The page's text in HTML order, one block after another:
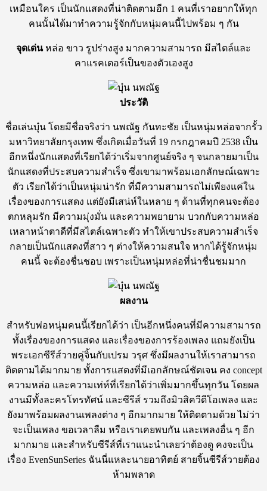
เหมือนใคร เป็นนักแสดงที่น่าติดตามอีก 1 คนที่เราอยากให้ทุก
คนนั้นได้มาทำความรู้จักกับหนุ่มคนนี้ไปพร้อม ๆ กัน
จุดเด่นหล่อ ขาว รูปร่างสูง มากความสามารถ มีสไตล์และ
คาแรคเตอร์เป็นของตัวเองสูง
ประวัติ
ชื่อเล่นบุ๋น โดยมีชื่อจริงว่า นพณัฐ กันทะชัย เป็นหนุ่มหล่อจากรั้ว
มหาวิทยาลัยกรุงเทพ ซึ่งเกิดเมื่อวันที่ 19 กรกฎาคมปี 2538 เป็น
อีกหนึ่งนักแสดงที่เรียกได้ว่าเริ่มจากศูนย์จริง ๆ จนกลายมาเป็น
นักแสดงที่ประสบความสำเร็จ ซึ่งเขามาพร้อมเอกลักษณ์เฉพาะ
ตัว เรียกได้ว่าเป็นหนุ่มน่ารัก ที่มีความสามารถไม่เพียงแค่ใน
เรื่องของการแสดง แต่ยังมีเสน่ห์ในหลาย ๆ ด้านที่ทุกคนจะต้อง
ตกหลุมรัก มีความมุ่งมั่น และความพยายาม บวกกับความหล่อ
เหลาหน้าตาดีที่มีสไตล์เฉพาะตัว ทำให้เขาประสบความสำเร็จ
กลายเป็นนักแสดงที่สาว ๆ ต่างให้ความสนใจ หากได้รู้จักหนุ่ม
คนนี้ จะต้องชื่นชอบ เพราะเป็นหนุ่มหล่อที่น่าชื่นชมมาก
ผลงาน
สำหรับพ่อหนุ่มคนนี้เรียกได้ว่า เป็นอีกหนึ่งคนที่มีความสามารถ
ทั้งเรื่องของการแสดง และเรื่องของการร้องเพลง แถมยังเป็น
พระเอกซีรีส์วายคู่จิ้นกับเปรม วรุศ ซึ่งมีผลงานให้เราสามารถ
ติดตามได้มากมาย ทั้งการแสดงที่มีเอกลักษณ์ชัดเจน คง concept
ความหล่อ และความเท่ห์ที่เรียกได้ว่าเพิ่มมากขึ้นทุกวัน โดยผล
งานมีทั้งละครโทรทัศน์ และซีรีส์ รวมถึงมิวสิควีดีโอเพลง และ
ยังมาพร้อมผลงานเพลงต่าง ๆ อีกมากมาย ให้ติดตามด้วย ไม่ว่า
จะเป็นเพลง ขอเวลาลืม หรือเราเคยพบกัน และเพลงอื่น ๆ อีก
มากมาย และสำหรับซีรีส์ที่เราแนะนำเลยว่าต้องดู คงจะเป็น
เรื่อง EvenSunSeries ฉันนี่แหละนายอาทิตย์ สายจิ้นซีรีส์วายต้อง
ห้ามพลาด